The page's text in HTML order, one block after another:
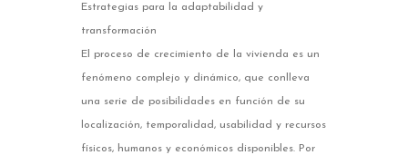
Estrategias para la adaptabilidad y
transformación
El proceso de crecimiento de la vivienda es un
fenómeno complejo y dinámico, que conlleva
una serie de posibilidades en función de su
localización, temporalidad, usabilidad y recursos
físicos, humanos y económicos disponibles. Por